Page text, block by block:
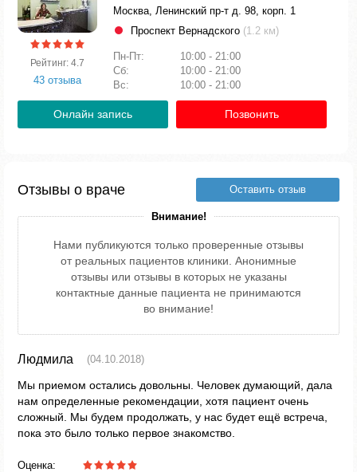
Рейтинг: 4.7
43 отзыва
Москва, Ленинский пр-т д. 98, корп. 1
Проспект Вернадского (1.2 км)
Пн-Пт:
10:00 - 21:00
Сб:
10:00 - 21:00
Вс:
10:00 - 21:00
Онлайн запись Позвонить
Отзывы о враче Оставить отзыв
Внимание!
Нами публикуются только проверенные отзывы
от реальных пациентов клиники. Анонимные
отзывы или отзывы в которых не указаны
контактные данные пациента не принимаются
во внимание!
Людмила (04.10.2018)
Мы приемом остались довольны. Человек думающий, дала
нам определенные рекомендации, хотя пациент очень
сложный. Мы будем продолжать, у нас будет ещё встреча,
пока это было только первое знакомство.
Оценка: